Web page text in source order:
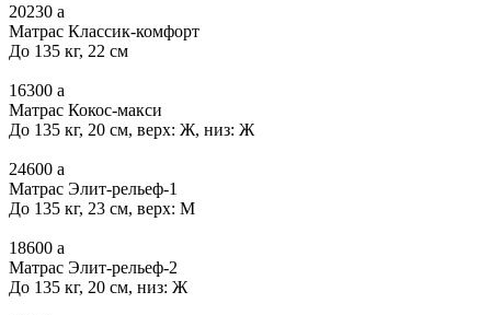
20230 a
Матрас Классик-комфорт
До 135 кг, 22 см
16300 a
Матрас Кокос-макси
До 135 кг, 20 см, верх: Ж, низ: Ж
24600 a
Матрас Элит-рельеф-1
До 135 кг, 23 см, верх: М
18600 a
Матрас Элит-рельеф-2
До 135 кг, 20 см, низ: Ж